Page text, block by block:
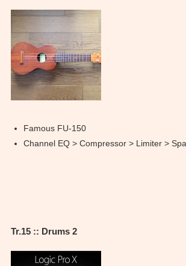
Famous FU-150
Channel EQ > Compressor > Limiter >
Tr.15 :: Drums 2